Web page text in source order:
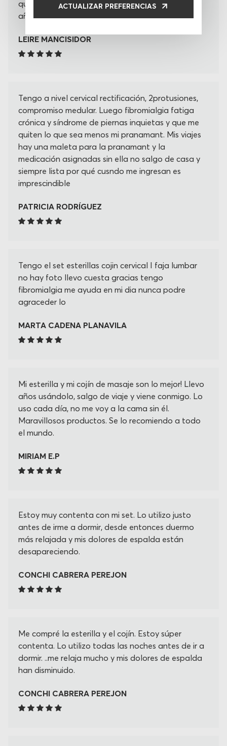
ACTUALIZAR PREFERENCIAS
que ya era hora después de estar con ella tantos
años
LEIRE MANCISIDOR
Tengo a nivel cervical rectificación, 2protusiones,
compromiso medular. Luego fibromialgia fatiga
crónica y síndrome de piernas inquietas y que me
quiten lo que sea menos mi pranamant. Mis viajes
hay una maleta para la pranamant y la
medicación asignadas sin ella no salgo de casa y
siempre lista por qué cusndo me ingresan es
imprescindible
PATRICIA RODRÍGUEZ
Tengo el set esterillas cojin cervical I faja lumbar
no hay foto llevo cuesta gracias tengo
fibromialgia me ayuda en mi dia nunca podre
agraceder lo
MARTA CADENA PLANAVILA
Mi esterilla y mi cojín de masaje son lo mejor! Llevo
años usándolo, salgo de viaje y viene conmigo. Lo
uso cada día, no me voy a la cama sin él.
Maravillosos productos. Se lo recomiendo a todo
el mundo.
MIRIAM E.P
Estoy muy contenta con mi set. Lo utilizo justo
antes de irme a dormir, desde entonces duermo
más relajada y mis dolores de espalda están
desapareciendo.
CONCHI CABRERA PEREJON
Me compré la esterilla y el cojín. Estoy súper
contenta. Lo utilizo todas las noches antes de ir a
dormir. ..me relaja mucho y mis dolores de espalda
han disminuido.
CONCHI CABRERA PEREJON